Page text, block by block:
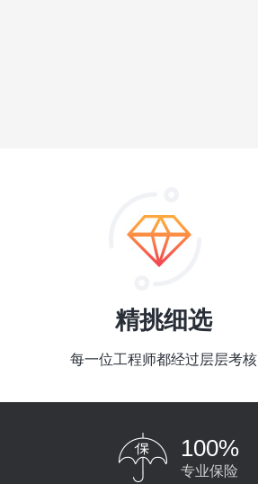
精挑细选
每一位工程师都经过层层考核
100%
专业保险